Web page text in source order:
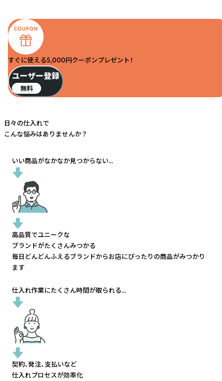
すぐに使える5,000円クーポンプレゼント！
ユーザー登録
無料
日々の仕入れで
こんな悩みはありませんか？
いい商品がなかなか見つからない...
高品質でユニークな
ブランドがたくさんみつかる
毎日どんどんふえるブランドからお店にぴったりの商品がみつかり
ます
仕入れ作業にたくさん時間が取られる...
契約、発注、支払いなど
仕入れプロセスが効率化